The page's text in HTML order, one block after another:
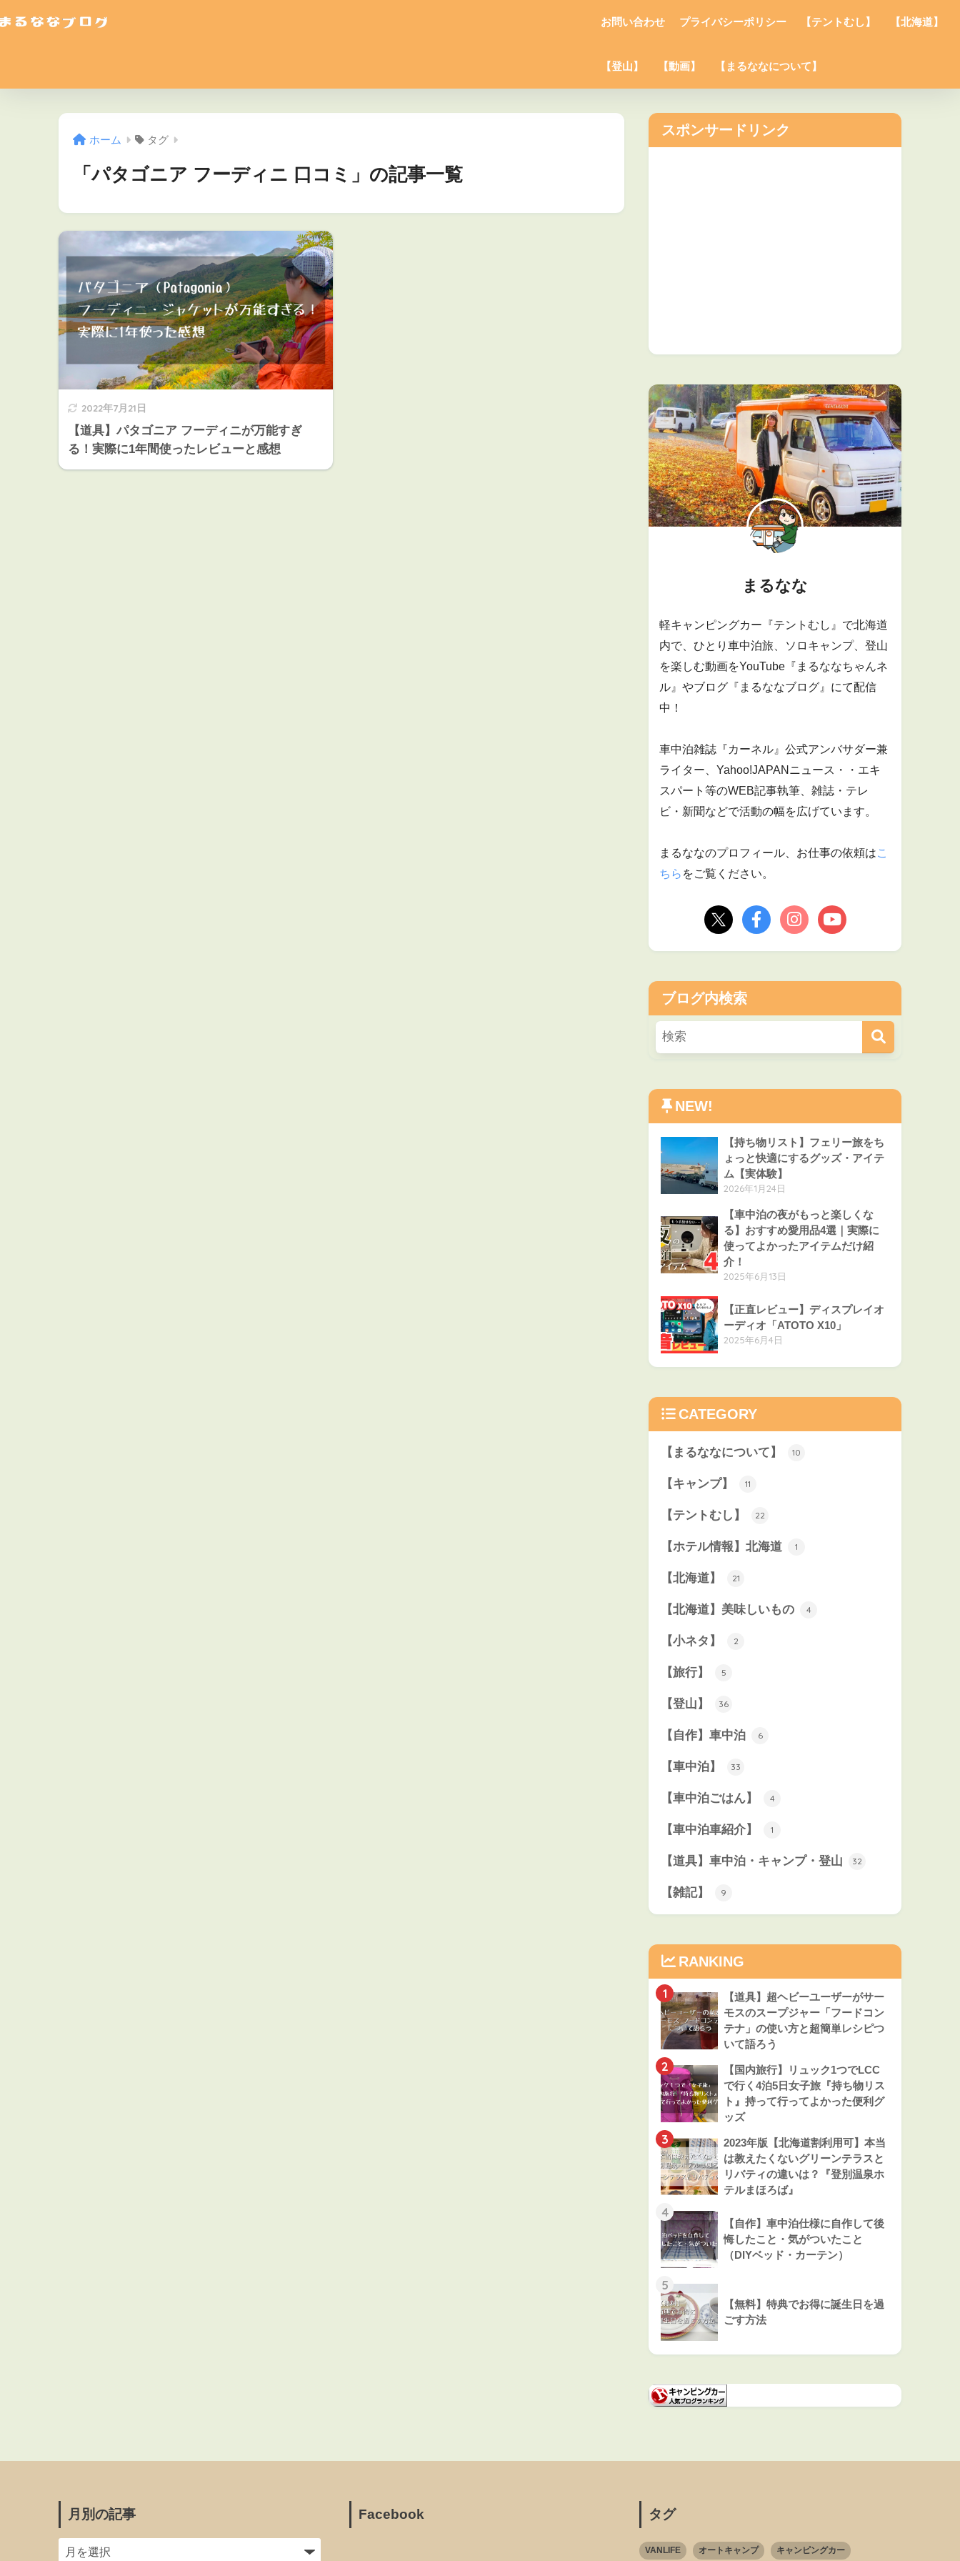
お問い合わせ プライバシーポリシー 【テントむし】 【北海道】
【登山】 【動画】 【まるななについて】
ホーム タグ
「パタゴニア フーディニ 口コミ」の記事一覧
2022年7月21日
【道具】パタゴニア フーディニが万能すぎ
る！実際に1年間使ったレビューと感想
スポンサードリンク
まるなな
軽キャンピングカー『テントむし』で北海道
内で、ひとり車中泊旅、ソロキャンプ、登山
を楽しむ動画をYouTube『まるななちゃんネ
ル』やブログ『まるななブログ』にて配信
中！
車中泊雑誌『カーネル』公式アンバサダー兼
ライター、Yahoo!JAPANニュース・・エキ
スパート等のWEB記事執筆、雑誌・テレ
ビ・新聞などで活動の幅を広げています。
まるななのプロフィール、お仕事の依頼はこ
ちら をご覧ください。
ブログ内検索
NEW!
【持ち物リスト】フェリー旅をち
ょっと快適にするグッズ・アイテ
ム【実体験】
2026年1月24日
【車中泊の夜がもっと楽しくな
る】おすすめ愛用品4選｜実際に
使ってよかったアイテムだけ紹
介！
2025年6月13日
【正直レビュー】ディスプレイオ
ーディオ「ATOTO X10」
2025年6月4日
CATEGORY
【まるななについて】 10
【キャンプ】 11
【テントむし】 22
【ホテル情報】北海道 1
【北海道】 21
【北海道】美味しいもの 4
【小ネタ】 2
【旅行】 5
【登山】 36
【自作】車中泊 6
【車中泊】 33
【車中泊ごはん】 4
【車中泊車紹介】 1
【道具】車中泊・キャンプ・登山 32
【雑記】 9
RANKING
1
【道具】超ヘビーユーザーがサー
モスのスープジャー「フードコン
テナ」の使い方と超簡単レシピつ
いて語ろう
2
【国内旅行】リュック1つでLCC
で行く4泊5日女子旅『持ち物リス
ト』持って行ってよかった便利グ
ッズ
3
2023年版【北海道割利用可】本当
は教えたくないグリーンテラスと
リバティの違いは？『登別温泉ホ
テルまほろば』
4
【自作】車中泊仕様に自作して後
悔したこと・気がついたこと
（DIYベッド・カーテン）
5
【無料】特典でお得に誕生日を過
ごす方法
月別の記事 Facebook タグ
VANLIFE オートキャンプ キャンピングカー